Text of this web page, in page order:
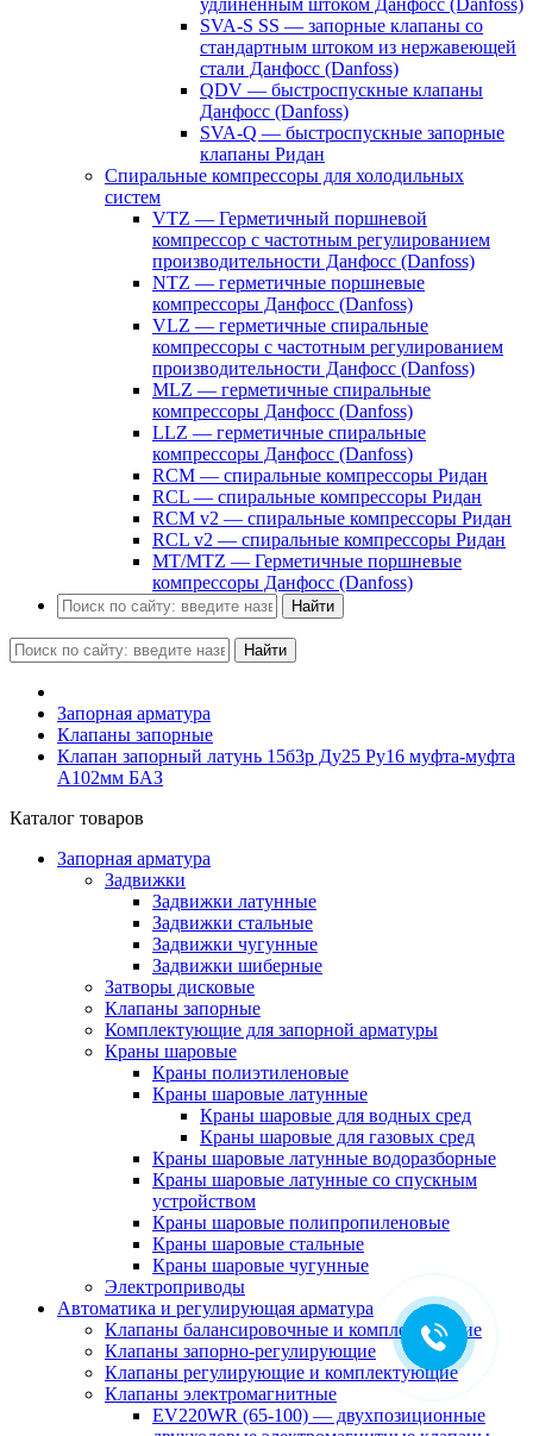
удлиненным штоком Данфосс (Danfoss)
SVA-S SS — запорные клапаны со
стандартным штоком из нержавеющей
стали Данфосс (Danfoss)
QDV — быстроспускные клапаны
Данфосс (Danfoss)
SVA-Q — быстроспускные запорные
клапаны Ридан
Спиральные компрессоры для холодильных
систем
VTZ — Герметичный поршневой
компрессор с частотным регулированием
производительности Данфосс (Danfoss)
NTZ — герметичные поршневые
компрессоры Данфосс (Danfoss)
VLZ — герметичные спиральные
компрессоры с частотным регулированием
производительности Данфосс (Danfoss)
MLZ — герметичные спиральные
компрессоры Данфосс (Danfoss)
LLZ — герметичные спиральные
компрессоры Данфосс (Danfoss)
RCM — спиральные компрессоры Ридан
RCL — спиральные компрессоры Ридан
RCM v2 — спиральные компрессоры Ридан
RCL v2 — спиральные компрессоры Ридан
MT/MTZ — Герметичные поршневые
компрессоры Данфосс (Danfoss)
Найти
Найти
Запорная арматура
Клапаны запорные
Клапан запорный латунь 15б3р Ду25 Ру16 муфта-муфта
А102мм БАЗ
Каталог товаров
Запорная арматура
Задвижки
Задвижки латунные
Задвижки стальные
Задвижки чугунные
Задвижки шиберные
Затворы дисковые
Клапаны запорные
Комплектующие для запорной арматуры
Краны шаровые
Краны полиэтиленовые
Краны шаровые латунные
Краны шаровые для водных сред
Краны шаровые для газовых сред
Краны шаровые латунные водоразборные
Краны шаровые латунные со спускным
устройством
Краны шаровые полипропиленовые
Краны шаровые стальные
Краны шаровые чугунные
Электроприводы
Автоматика и регулирующая арматура
Клапаны балансировочные и комплектующие
Клапаны запорно-регулирующие
Клапаны регулирующие и комплектующие
Клапаны электромагнитные
EV220WR (65-100) — двухпозиционные